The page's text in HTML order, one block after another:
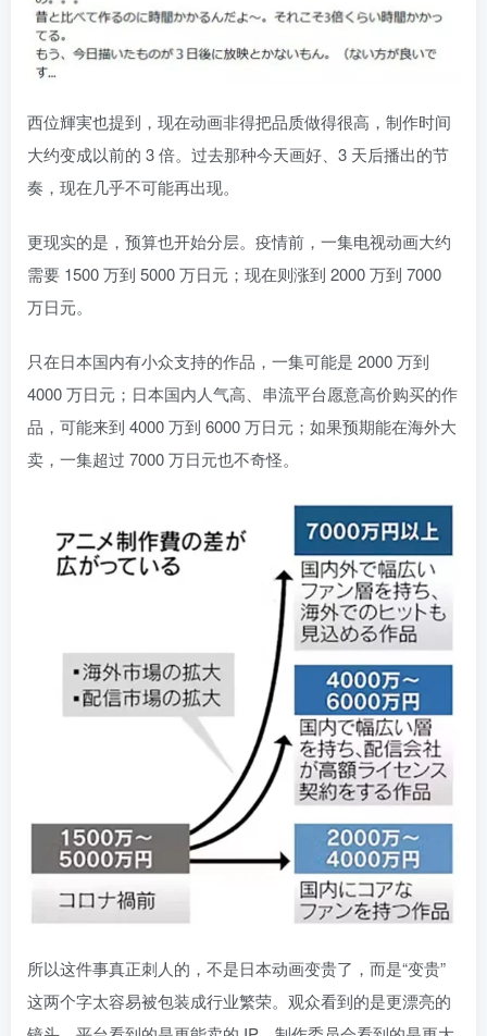
西位輝実也提到，现在动画非得把品质做得很高，制作时间
大约变成以前的 3 倍。过去那种今天画好、3 天后播出的节
奏，现在几乎不可能再出现。
更现实的是，预算也开始分层。疫情前，一集电视动画大约
需要 1500 万到 5000 万日元；现在则涨到 2000 万到 7000
万日元。
只在日本国内有小众支持的作品，一集可能是 2000 万到
4000 万日元；日本国内人气高、串流平台愿意高价购买的作
品，可能来到 4000 万到 6000 万日元；如果预期能在海外大
卖，一集超过 7000 万日元也不奇怪。
所以这件事真正刺人的，不是日本动画变贵了，而是“变贵”
这两个字太容易被包装成行业繁荣。观众看到的是更漂亮的